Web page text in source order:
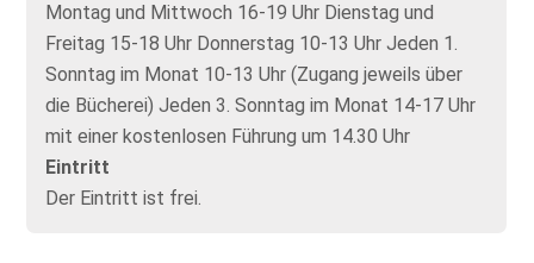
Montag und Mittwoch 16-19 Uhr Dienstag und
Freitag 15-18 Uhr Donnerstag 10-13 Uhr Jeden 1.
Sonntag im Monat 10-13 Uhr (Zugang jeweils über
die Bücherei) Jeden 3. Sonntag im Monat 14-17 Uhr
mit einer kostenlosen Führung um 14.30 Uhr
Eintritt
Der Eintritt ist frei.